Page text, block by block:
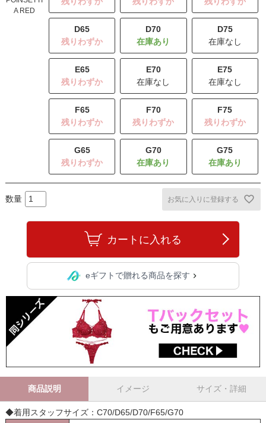
A RED
D65
残りわずか
D70
D75
在庫なし
E65
残りわずか
E70
在庫なし
E75
在庫なし
F65
残りわずか
F70
残りわずか
F75
残りわずか
G65
残りわずか
G70 G75
お気に入りに登録する
カートに入れる
eギフトで贈れる商品を探す
商品説明 イメージ サイズ・詳細
◆着用スタッフサイズ：C70/D65/D70/F65/G70